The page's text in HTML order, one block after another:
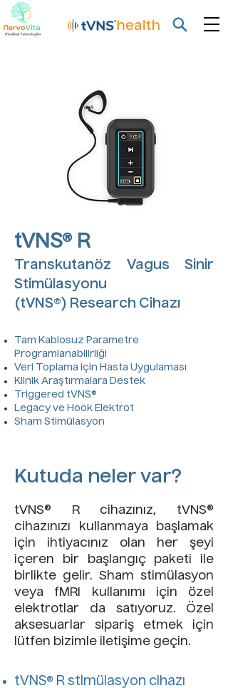
tVNS® R
Transkutanöz Vagus Sinir
Stimülasyonu
(tVNS®) Research Cihazı
Tam Kablosuz Parametre
Programlanabilirliği
Veri Toplama için Hasta Uygulaması
Klinik Araştırmalara Destek
Triggered tVNS®
Legacy ve Hook Elektrot
Sham Stimülasyon
Kutuda neler var?
tVNS® R cihazınız, tVNS®
cihazınızı kullanmaya başlamak
için ihtiyacınız olan her şeyi
içeren bir başlangıç paketi ile
birlikte gelir. Sham stimülasyon
veya fMRI kullanımı için özel
elektrotlar da satıyoruz. Özel
aksesuarlar sipariş etmek için
lütfen bizimle iletişime geçin.
tVNS® R stimülasyon cihazı